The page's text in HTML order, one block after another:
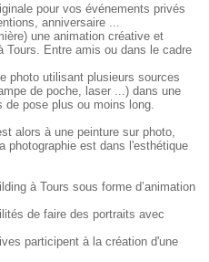
pour vos événements privés
anniversaire ...
une animation créative et
Tours. Entre amis ou dans le cadre
photo utilisant plusieurs sources
de poche, laser ...) dans une
pose plus ou moins long.
alors à une peinture sur photo,
photographie est dans l'esthétique
à Tours sous forme d’animation
de faire des portraits avec
participent à la création d'une